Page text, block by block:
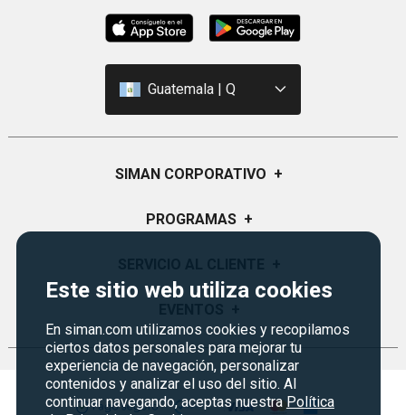
Este sitio web utiliza cookies
En siman.com utilizamos cookies y recopilamos
ciertos datos personales para mejorar tu
experiencia de navegación, personalizar
contenidos y analizar el uso del sitio. Al
continuar navegando, aceptas nuestra Política
Guatemala | Q
SIMAN CORPORATIVO +
Quiénes Somos
Servicios
Empleos Siman
PROGRAMAS +
Certificados de Regalo
Siman PRO
Credisiman
Política de devoluciones y garantías
Contáctenos
Seguridad del sitio
Rebajas